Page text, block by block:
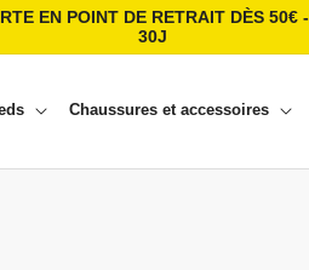
EN POINT DE RETRAIT DÈS 50€
30J
Chaussures et accessoires